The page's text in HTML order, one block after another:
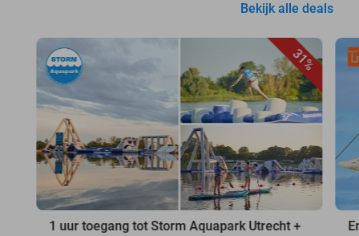
Bekijk alle deals
31%
1 uur toegang tot Storm Aquapark Utrecht +